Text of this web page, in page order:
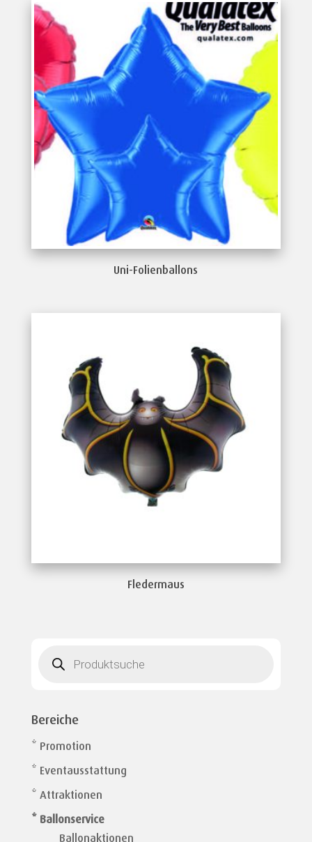
Uni-Folienballons
Fledermaus
search
Bereiche
* Promotion
* Eventausstattung
* Attraktionen
* Ballonservice
Ballonaktionen